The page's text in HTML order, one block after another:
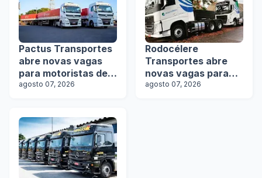
Pactus Transportes
abre novas vagas
para motoristas de
rodotrens
agosto 07, 2026
Rodocélere
Transportes abre
novas vagas para
motoristas
agosto 07, 2026